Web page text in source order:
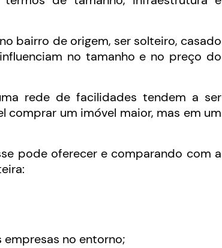
bairro de origem, ser solteiro, casado
no tamanho e no preço do
rede de facilidades tendem a ser
comprar um imóvel maior, mas em um
pode oferecer e comparando com a
no entorno;